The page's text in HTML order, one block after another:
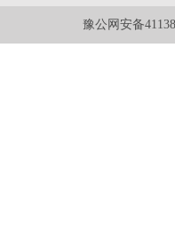
豫公网安备